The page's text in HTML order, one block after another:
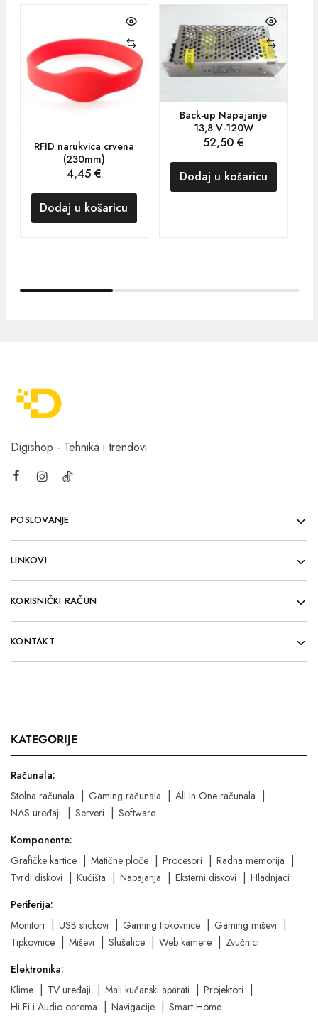
RFID narukvica crvena
(230mm)
4,45 €
Dodaj u košaricu
Back-up Napajanje
13,8 V-120W
52,50 €
Dodaj u košaricu
Digishop - Tehnika i trendovi
POSLOVANJE
LINKOVI
KORISNIČKI RAČUN
KONTAKT
KATEGORIJE
Računala:
Stolna računala
Gaming računala
All In One računala
NAS uređaji
Serveri
Software
Komponente:
Grafičke kartice
Matične ploče Procesori
Radna memorija
Tvrdi diskovi
Kućišta Napajanja Eksterni diskovi
Hladnjaci
Periferija:
Monitori
USB stickovi Gaming tipkovnice
Gaming miševi
Tipkovnice
Miševi Slušalice Web kamere
Zvučnici
Elektronika:
Klime
TV uređaji Mali kućanski aparati
Projektori
Hi-Fi i Audio oprema
Navigacije Smart Home